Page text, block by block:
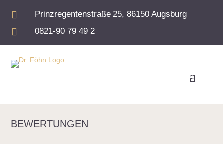
 Prinzregentenstraße 25, 86150 Augsburg
 0821-90 79 49 2
BEWERTUNGEN